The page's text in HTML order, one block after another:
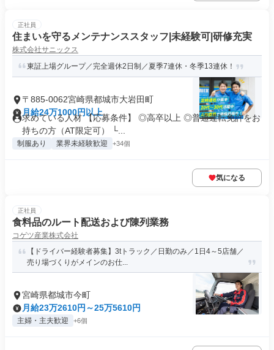
正社員
住まいを守るメンテナンススタッフ|未経験可|研修充実
株式会社サニックス
東証上場グループ／完全週休2日制／夏季7連休・冬季13連休！
〒885-0062宮崎県都城市大岩田町
月給24万1000円以上
求めている人材 【応募条件】 ◎高卒以上 ◎普通運転免許をお
持ちの方（AT限定可） └...
制服あり 業界未経験歓迎 +34個
気になる
正社員
食料品のルート配送および陳列業務
コゲツ産業株式会社
【ドライバー経験者募集】3tトラック／日勤のみ／1日4～5店舗／
売り場づくりがメインのお仕...
宮崎県都城市今町
月給23万2610円～25万5610円
主婦・主夫歓迎 +6個